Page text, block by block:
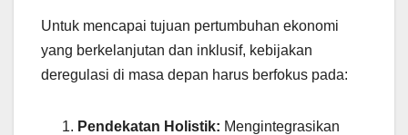
Untuk mencapai tujuan pertumbuhan ekonomi
yang berkelanjutan dan inklusif, kebijakan
deregulasi di masa depan harus berfokus pada:
Pendekatan Holistik: Mengintegrasikan